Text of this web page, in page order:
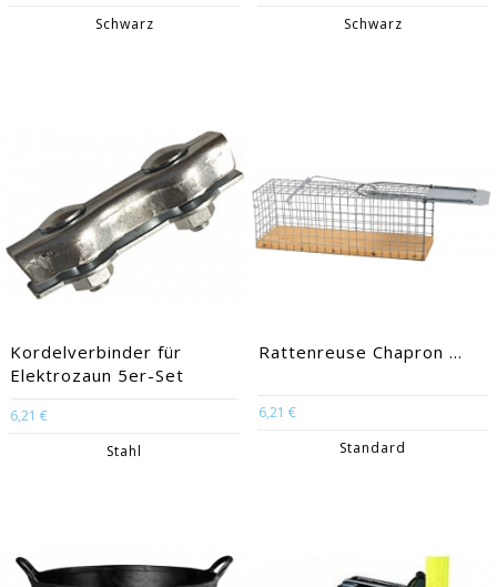
Schwarz
Schwarz
Kordelverbinder für
Elektrozaun 5er-Set
6,21 €
Stahl
Rattenreuse Chapron ...
6,21 €
Standard